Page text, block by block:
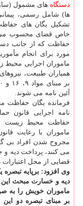
دستگاه های مشمول
ها) شامل رسمی،
تشکیل یگان های
خاص قضای محسوب می
حفاظت که از جانب
مورد برای انجام
ماموران اجرایی محیط
همیاران طبیعت،
بر مبنای مواد ۹، ۱۶ و ۲۰ قانون مدیریت
آئین نامه می شوند.
نامه اجرایی قانون
حفاظت محیط زیست و
ماموران با رعایت
مجروح شدن افراد بی
می کنند، پرداخت دیه
قضایی از محل
وی افزود: برپایه
دیه و خسارت مبحث این
ماموران خویش را به
بر مبنای تبصره دو